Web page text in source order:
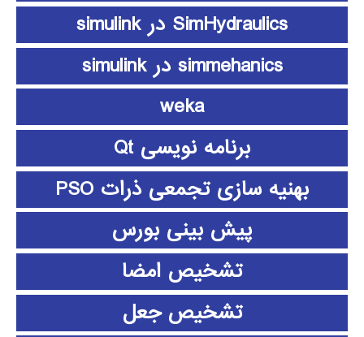
SimHydraulics در simulink
simmehanics در simulink
weka
برنامه نویسی Qt
بهنیه سازی تجمعی ذرات PSO
پیش بینی بورس
تشخیص امضا
تشخیص جعل